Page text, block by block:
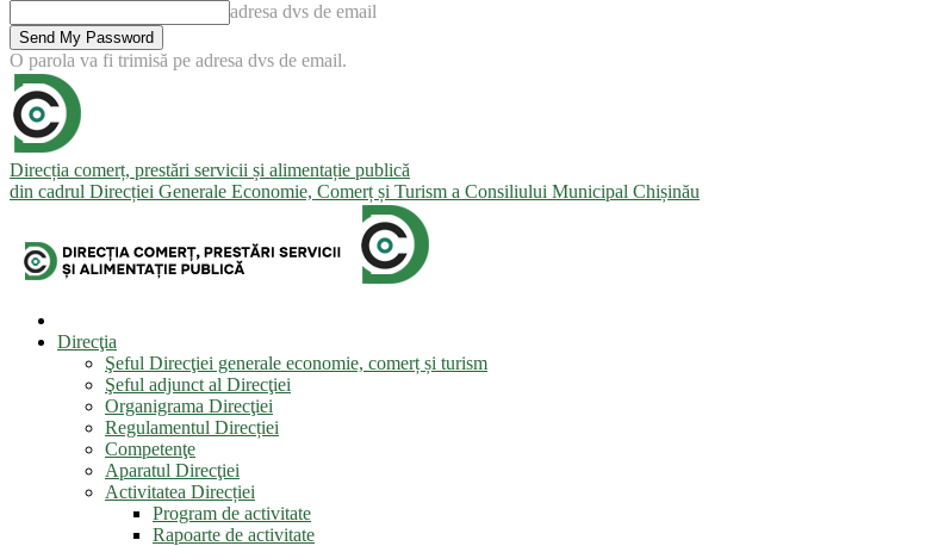
adresa dvs de email
O parola va fi trimisă pe adresa dvs de email.
Direcția comerț, prestări servicii și alimentație publică
din cadrul Direcției Generale Economie, Comerț și Turism a Consiliului Municipal Chișinău
Direcţia
Şeful Direcţiei generale economie, comerț și turism
Şeful adjunct al Direcţiei
Organigrama Direcţiei
Regulamentul Direcției
Competenţe
Aparatul Direcţiei
Activitatea Direcției
Program de activitate
Rapoarte de activitate